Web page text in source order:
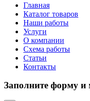
Главная
Каталог товаров
Наши работы
Услуги
О компании
Схема работы
Статьи
Контакты
Заполните форму